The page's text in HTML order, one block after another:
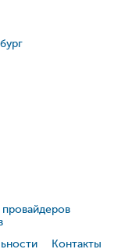
провайдеров
Контакты